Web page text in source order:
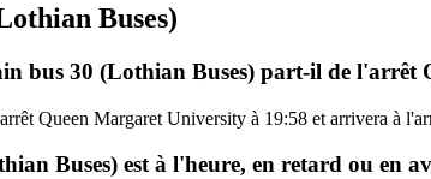
Buses)
bus 30 (Lothian Buses) part-il de l'arrêt
Queen Margaret University à 19:58 et arrivera à
Buses) est à l'heure, en retard ou en